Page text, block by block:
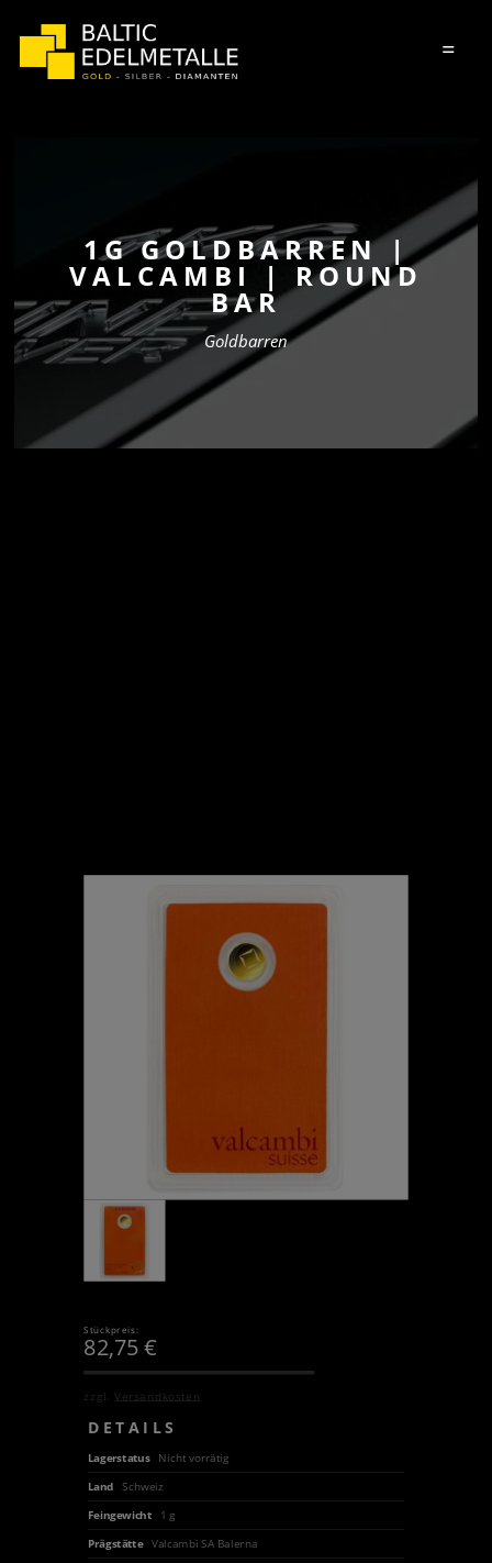
=
1G GOLDBARREN |
VALCAMBI | ROUND
BAR
Goldbarren
Stückpreis:
82,75€
zzgl.Versandkosten
DETAILS
Lagerstatus Nicht vorrätig
Land
Schweiz
Feingewicht
1 g
Prägstätte Valcambi SA Balerna